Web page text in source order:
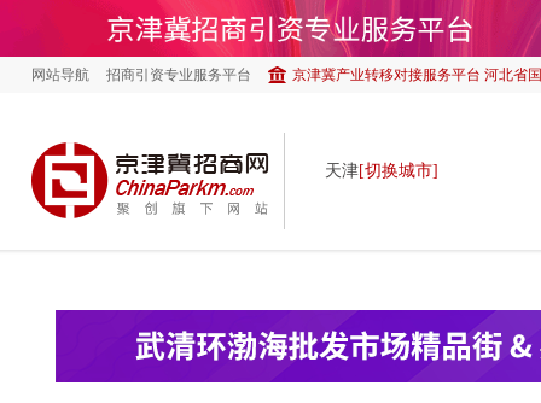
网站导航 招商引资专业服务平台 京津冀产业转移对接服务平台 河北省
天津[切换城市]